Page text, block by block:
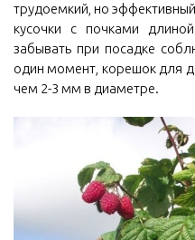
трудоемкий, но
кусочки с почками
забывать при посадке
один момент, корешок для
чем 2-3 мм в диаметре.